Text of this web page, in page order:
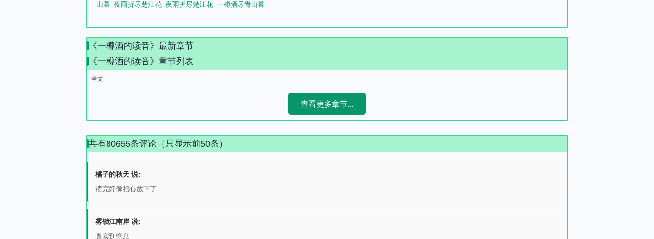
山暮 夜雨折尽楚江花 夜雨折尽楚江花 一樽酒尽青山暮
《一樽酒的读音》最新章节
《一樽酒的读音》章节列表
全文
查看更多章节...
共有80655条评论（只显示前50条）
橘子的秋天 说:
读完好像把心放下了
雾锁江南岸 说:
真实到窒息